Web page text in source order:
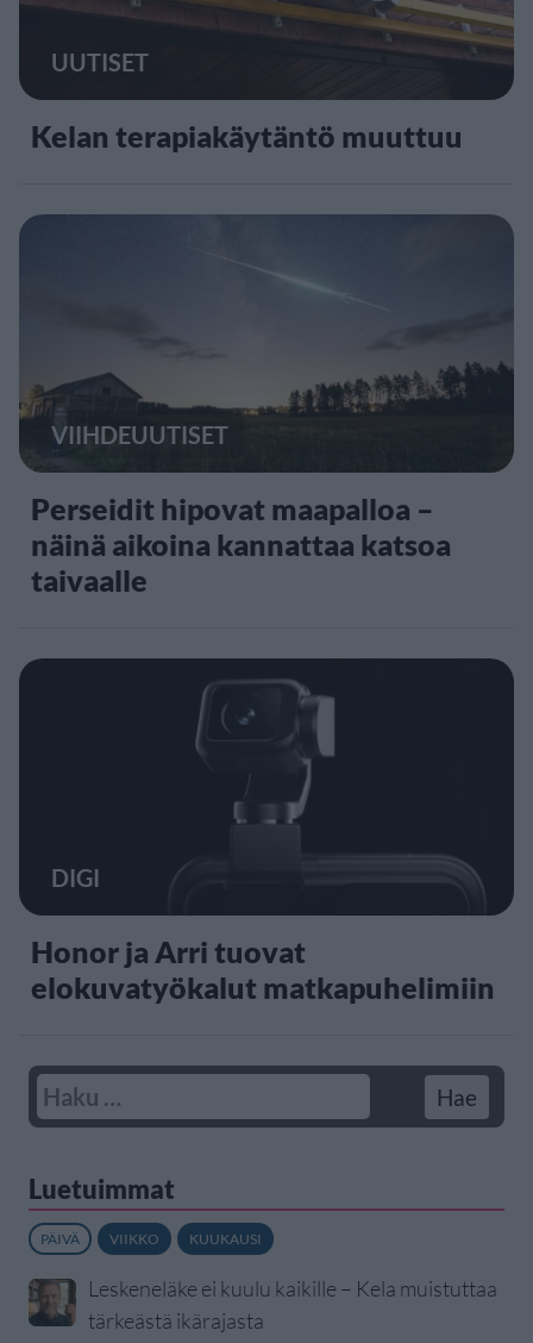
UUTISET
Kelan terapiakäytäntö muuttuu
VIIHDEUUTISET
Perseidit hipovat maapalloa –
näinä aikoina kannattaa katsoa
taivaalle
DIGI
Honor ja Arri tuovat
elokuvatyökalut matkapuhelimiin
Luetuimmat
PÄIVÄ VIIKKO KUUKAUSI
Leskeneläke ei kuulu kaikille – Kela muistuttaa
tärkeästä ikärajasta